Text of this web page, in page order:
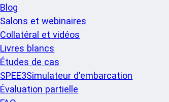
Blog
Salons et webinaires
Collatéral et vidéos
Livres blancs
Études de cas
SPEE3Simulateur d'embarcation
Évaluation partielle